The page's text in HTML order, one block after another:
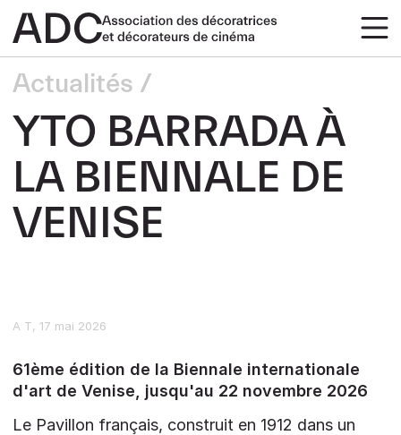
Actualités
YTO BARRADA À
LA BIENNALE DE
VENISE
A T 17 mai 2026
61ème édition de la Biennale internationale
d'art de Venise, jusqu'au 22 novembre 2026
Le Pavillon français, construit en 1912 dans un